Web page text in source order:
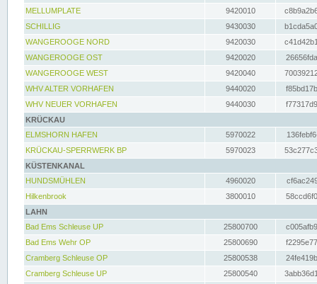
MELLUMPLATE
9420010
SCHILLIG
9430030
WANGEROOGE NORD
9420030
WANGEROOGE OST
9420020
WANGEROOGE WEST
9420040
WHV ALTER VORHAFEN
9440020
WHV NEUER VORHAFEN
9440030
KRÜCKAU
ELMSHORN HAFEN
5970022
KRÜCKAU-SPERRWERK BP
5970023
KÜSTENKANAL
HUNDSMÜHLEN
4960020
Hilkenbrook
3800010
LAHN
Bad Ems Schleuse UP
25800700
Bad Ems Wehr OP
25800690
Cramberg Schleuse OP
25800538
Cramberg Schleuse UP
25800540